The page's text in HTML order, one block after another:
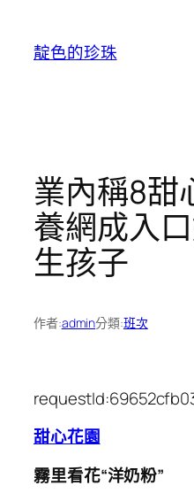
靛色的珍珠
業內稱8甜
養網成入
生孩子
作者:admin分類:班次
甜心花園
霧里看花“洋奶粉”